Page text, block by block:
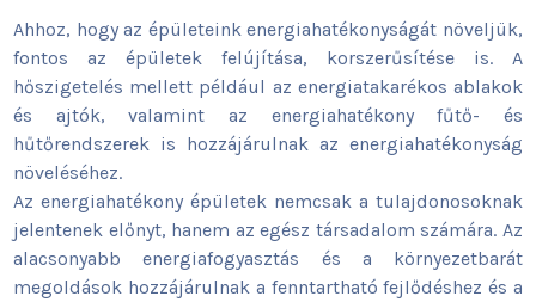
Ahhoz, hogy az épületeink energiahatékonyságát növeljük,
fontos az épületek felújítása, korszerűsítése is. A
hőszigetelés mellett például az energiatakarékos ablakok
és ajtók, valamint az energiahatékony fűtő- és
hűtőrendszerek is hozzájárulnak az energiahatékonyság
növeléséhez.
Az energiahatékony épületek nemcsak a tulajdonosoknak
jelentenek előnyt, hanem az egész társadalom számára. Az
alacsonyabb energiafogyasztás és a környezetbarát
megoldások hozzájárulnak a fenntartható fejlődéshez és a